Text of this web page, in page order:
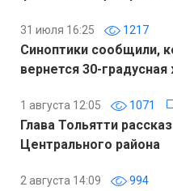
31 июля 16:25 1217
Синоптики сообщили,
вернется 30-
1 августа 12:05 1071
Глава Тольятти
Центрального района
2 августа 14:09 994